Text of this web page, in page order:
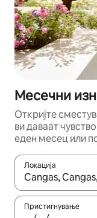
Месечни
Откријте
ви даваат
еден месец или
Локација
Кога
Пристигнување